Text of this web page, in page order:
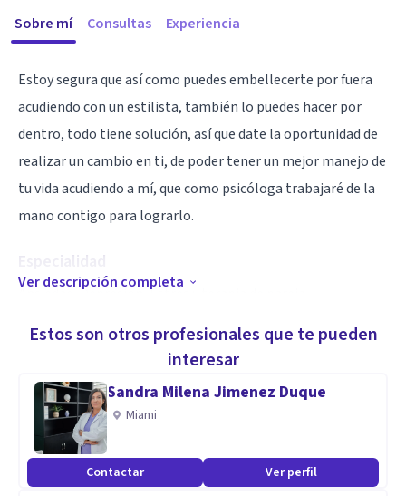
Sobre mí Consultas Experiencia
Estoy segura que así como puedes embellecerte por fuera
acudiendo con un estilista, también lo puedes hacer por
dentro, todo tiene solución, así que date la oportunidad de
realizar un cambio en ti, de poder tener un mejor manejo de
tu vida acudiendo a mí, que como psicóloga trabajaré de la
mano contigo para lograrlo.
Especialidad
Ansiedad, Depresión, Estrés y terapia de pareja.
Aptitudes
Terapia de apoyo en Piña Palmera para familiares de
personas con capacidades diferentes (Zipolite Oaxaca)
Psicóloga educativa a nivel primaria como apoyo exclusivo
para padres de familia.
Psicóloga Clínica en DIF
Ver descripción completa
Estos son otros profesionales que te pueden
interesar
Sandra Milena Jimenez Duque
Miami
Contactar Ver perfil